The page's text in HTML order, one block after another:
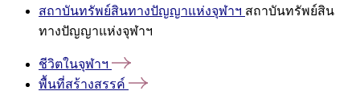
สถาบันทรัพย์สินทางปัญญาแห่งจุฬาฯ สถาบันทรัพย์สิน
ทางปัญญาแห่งจุฬาฯ
ชีวิตในจุฬาฯ
พื้นที่สร้างสรรค์